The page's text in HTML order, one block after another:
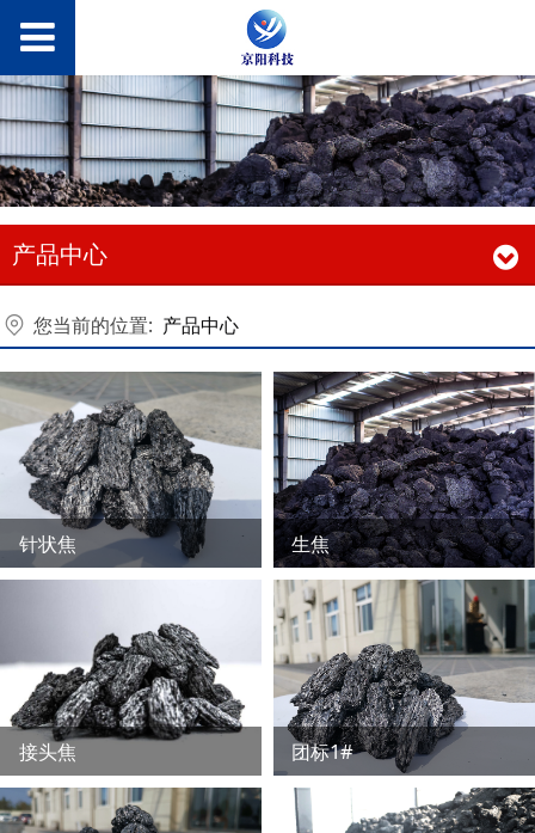
产品中心
您当前的位置: 产品中心
针状焦 生焦
接头焦 团标1#